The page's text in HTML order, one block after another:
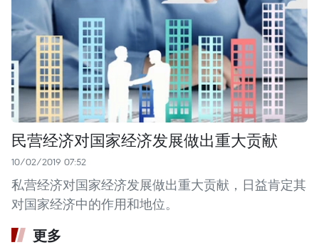
民营经济对国家经济发展做出重大贡献
10/02/2019 07:52
私营经济对国家经济发展做出重大贡献，日益肯定其
对国家经济中的作用和地位。
更多